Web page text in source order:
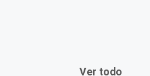
Ver todo